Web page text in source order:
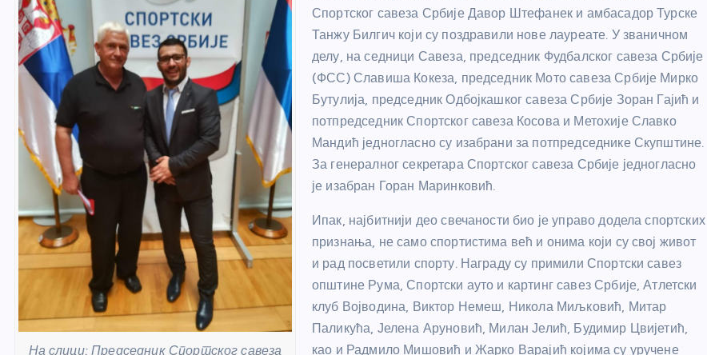
На слици: Председник Спортског савеза
Спортског савеза Србије Давор Штефанек и амбасадор Турске
Танжу Билгич који су поздравили нове лауреате. У званичном
делу, на седници Савеза, председник Фудбалског савеза Србије
(ФСС) Славиша Кокеза, председник Мото савеза Србије Мирко
Бутулија, председник Одбојкашког савеза Србије Зоран Гајић и
потпредседник Спортског савеза Косова и Метохије Славко
Мандић једногласно су изабрани за потпредседнике Скупштине.
За генералног секретара Спортског савеза Србије једногласно
је изабран Горан Маринковић.
Ипак, најбитнији део свечаности био је управо додела спортских
признања, не само спортистима већ и онима који су свој живот
и рад посветили спорту. Награду су примили Спортски савез
општине Рума, Спортски ауто и картинг савез Србије, Атлетски
клуб Војводина, Виктор Немеш, Никола Миљковић, Митар
Паликућа, Јелена Аруновић, Милан Јелић, Будимир Цвијетић,
као и Радмило Мишовић и Жарко Варајић којима су уручене